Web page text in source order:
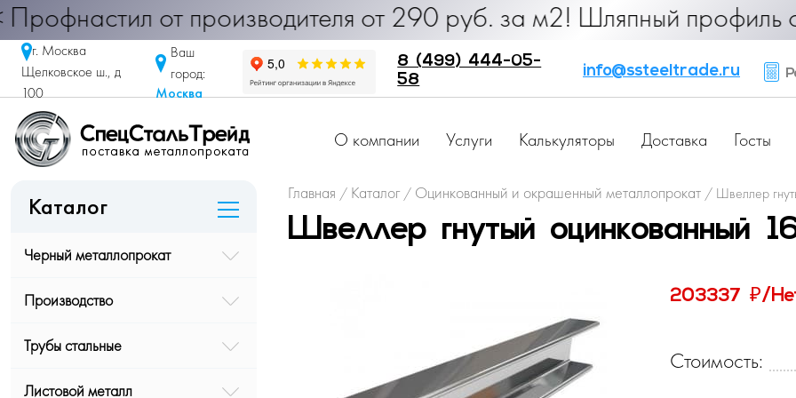
от производителя от 290 руб. за м2! Шляпный профиль от 25
г. Москва
Щелковское ш., д
100
Ваш
город:
Москва
8 (499) 444-05-
58
info@ssteeltrade.ru
О компании Услуги Калькуляторы Доставка Госты
Каталог
Черный металлопрокат
Производство
Трубы стальные
Листовой металл
Главная / Каталог / Оцинкованный и окрашенный металлопрокат / Швеллер
Швеллер гнутый оцинкованный
203337 ₽/
Стоимость: